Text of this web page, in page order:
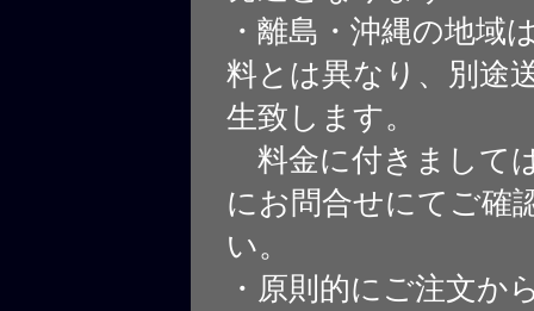
・離島・沖縄の地域
料とは異なり、別途
生致します。
料金に付きまして
にお問合せにてご確
い。
・原則的にご注文か